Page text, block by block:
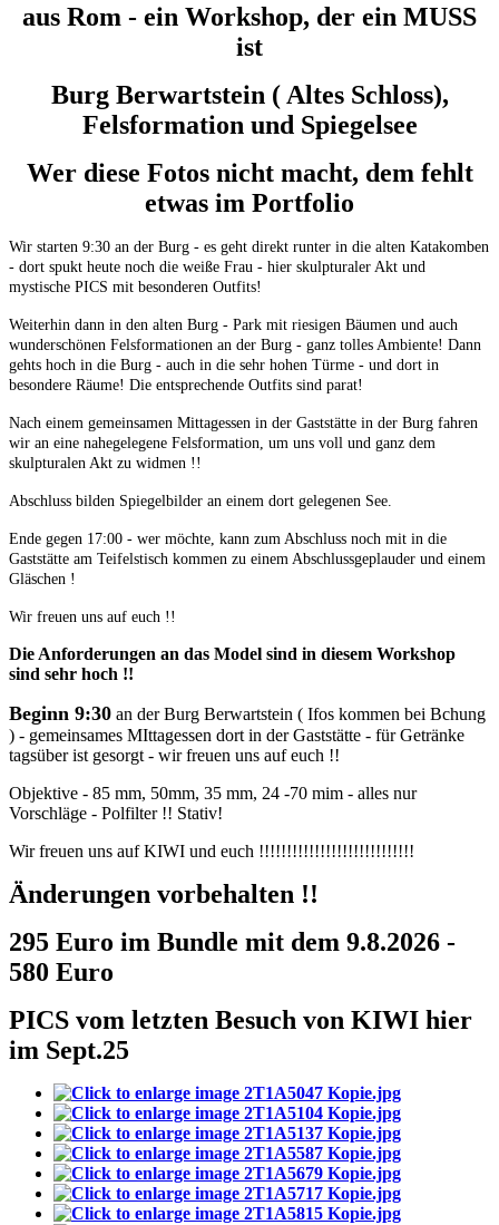
aus Rom - ein Workshop, der ein MUSS
ist
Burg Berwartstein ( Altes Schloss),
Felsformation und Spiegelsee
Wer diese Fotos nicht macht, dem fehlt
etwas im Portfolio
Wir starten 9:30 an der Burg - es geht direkt runter in die alten Katakomben
- dort spukt heute noch die weiße Frau - hier skulpturaler Akt und
mystische PICS mit besonderen Outfits!
Weiterhin dann in den alten Burg - Park mit riesigen Bäumen und auch
wunderschönen Felsformationen an der Burg - ganz tolles Ambiente! Dann
gehts hoch in die Burg - auch in die sehr hohen Türme - und dort in
besondere Räume! Die entsprechende Outfits sind parat!
Nach einem gemeinsamen Mittagessen in der Gaststätte in der Burg fahren
wir an eine nahegelegene Felsformation, um uns voll und ganz dem
skulpturalen Akt zu widmen !!
Abschluss bilden Spiegelbilder an einem dort gelegenen See.
Ende gegen 17:00 - wer möchte, kann zum Abschluss noch mit in die
Gaststätte am Teifelstisch kommen zu einem Abschlussgeplauder und einem
Gläschen !
Wir freuen uns auf euch !!
Die Anforderungen an das Model sind in diesem Workshop
sind sehr hoch !!
Beginn 9:30 an der Burg Berwartstein ( Ifos kommen bei Bchung
) - gemeinsames MIttagessen dort in der Gaststätte - für Getränke
tagsüber ist gesorgt - wir freuen uns auf euch !!
Objektive - 85 mm, 50mm, 35 mm, 24 -70 mim - alles nur
Vorschläge - Polfilter !! Stativ!
Wir freuen uns auf KIWI und euch !!!!!!!!!!!!!!!!!!!!!!!!!!!!
Änderungen vorbehalten !!
295 Euro im Bundle mit dem 9.8.2026 -
580 Euro
PICS vom letzten Besuch von KIWI hier
im Sept.25